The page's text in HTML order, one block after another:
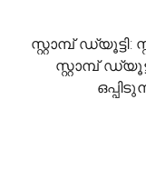
സ്റ്റാമ്പ് ഡ്യൂട്ടി:
സ്റ്റാമ്പ്